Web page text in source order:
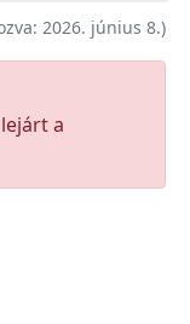
2026. június 8.)
a